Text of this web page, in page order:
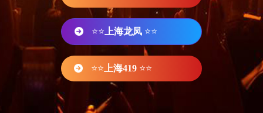
⭐⭐ 上海龙凤 ⭐⭐
⭐⭐ 上海419 ⭐⭐